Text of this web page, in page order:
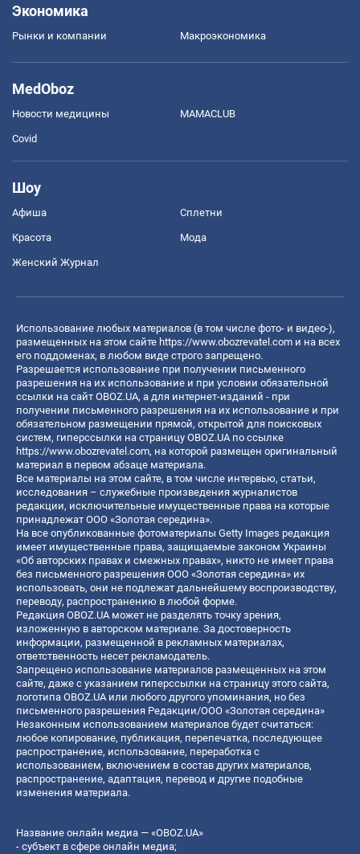
Экономика
Рынки и компании Mакроэкономика
MedOboz
Новости медицины MAMACLUB
Covid
Шоу
Афиша Сплетни
Красота Мода
Женский Журнал
Использование любых материалов (в том числе фото- и видео-),
размещенных на этом сайте https://www.obozrevatel.com и на всех
его поддоменах, в любом виде строго запрещено.
Разрешается использование при получении письменного
разрешения на их использование и при условии обязательной
ссылки на сайт OBOZ.UA, а для интернет-изданий - при
получении письменного разрешения на их использование и при
обязательном размещении прямой, открытой для поисковых
систем, гиперссылки на страницу OBOZ.UA по ссылке
https://www.obozrevatel.com, на которой размещен оригинальный
материал в первом абзаце материала.
Все материалы на этом сайте, в том числе интервью, статьи,
исследования – служебные произведения журналистов
редакции, исключительные имущественные права на которые
принадлежат ООО «Золотая середина».
На все опубликованные фотоматериалы Getty Images редакция
имеет имущественные права, защищаемые законом Украины
«Об авторских правах и смежных правах», никто не имеет права
без письменного разрешения ООО «Золотая середина» их
использовать, они не подлежат дальнейшему воспроизводству,
переводу, распространению в любой форме.
Редакция OBOZ.UA может не разделять точку зрения,
изложенную в авторском материале. За достоверность
информации, размещенной в рекламных материалах,
ответственность несет рекламодатель.
Запрещено использование материалов размещенных на этом
сайте, даже с указанием гиперссылки на страницу этого сайта,
логотипа OBOZ.UA или любого другого упоминания, но без
письменного разрешения Редакции/ООО «Золотая середина»
Незаконным использованием материалов будет считаться:
любое копирование, публикация, перепечатка, последующее
распространение, использование, переработка с
использованием, включением в состав других материалов,
распространение, адаптация, перевод и другие подобные
изменения материала.
Название онлайн медиа — «OBOZ.UA»
- субъект в сфере онлайн медиа;